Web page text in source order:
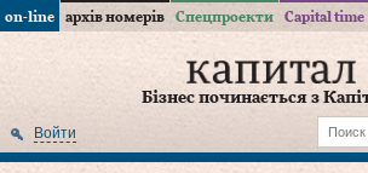
on-line архів номерів Спецпроекти Capital time
Бізнес починається з
Войти